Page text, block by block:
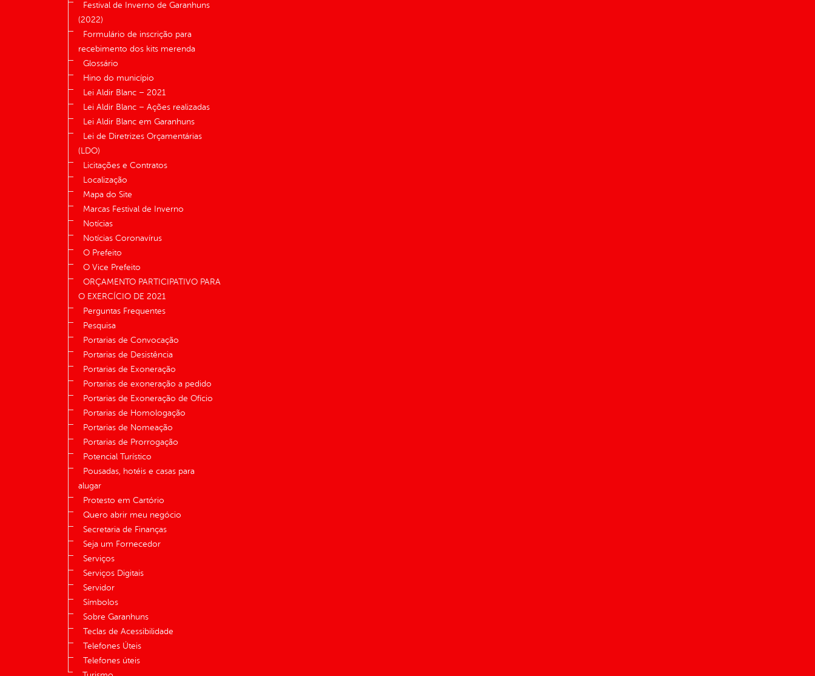
Festival de Inverno de Garanhuns
(2022)
Formulário de inscrição para
recebimento dos kits merenda
Glossário
Hino do município
Lei Aldir Blanc – 2021
Lei Aldir Blanc – Ações realizadas
Lei Aldir Blanc em Garanhuns
Lei de Diretrizes Orçamentárias
(LDO)
Licitações e Contratos
Localização
Mapa do Site
Marcas Festival de Inverno
Notícias
Notícias Coronavírus
O Prefeito
O Vice Prefeito
ORÇAMENTO PARTICIPATIVO PARA
O EXERCÍCIO DE 2021
Perguntas Frequentes
Pesquisa
Portarias de Convocação
Portarias de Desistência
Portarias de Exoneração
Portarias de exoneração a pedido
Portarias de Exoneração de Ofício
Portarias de Homologação
Portarias de Nomeação
Portarias de Prorrogação
Potencial Turístico
Pousadas, hotéis e casas para
alugar
Protesto em Cartório
Quero abrir meu negócio
Secretaria de Finanças
Seja um Fornecedor
Serviços
Serviços Digitais
Servidor
Símbolos
Sobre Garanhuns
Teclas de Acessibilidade
Telefones Úteis
Telefones úteis